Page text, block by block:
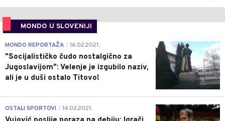
MONDO U SLOVENIJI
4
MONDO REPORTAŽA 16.02.2021.
"Socijalističko čudo nostalgično za
Jugoslavijom": Velenje je izgubilo naziv,
ali je u duši ostalo Titovo!
1
OSTALI SPORTOVI 14.02.2021.